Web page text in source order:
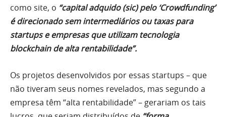
como site, o “capital adquido (sic) pelo ‘Crowdfunding’
é direcionado sem intermediários ou taxas para
startups e empresas que utilizam tecnologia
blockchain de alta rentabilidade”.
Os projetos desenvolvidos por essas startups – que
não tiveram seus nomes revelados, mas segundo a
empresa têm “alta rentabilidade” – gerariam os tais